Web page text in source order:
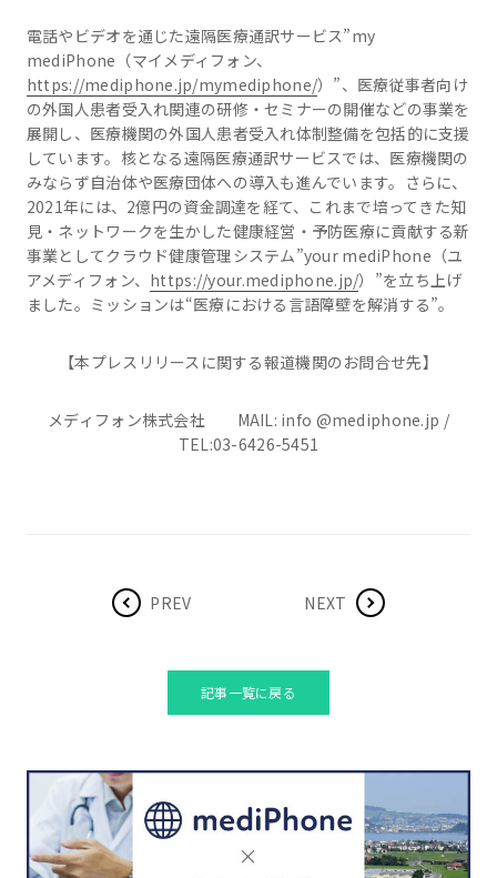
電話やビデオを通じた遠隔医療通訳サービス”my
mediPhone（マイメディフォン、
https://mediphone.jp/mymediphone/）”、医療従事者向け
の外国人患者受入れ関連の研修・セミナーの開催などの事業を
展開し、医療機関の外国人患者受入れ体制整備を包括的に支援
しています。核となる遠隔医療通訳サービスでは、医療機関の
みならず自治体や医療団体への導入も進んでいます。さらに、
2021年には、2億円の資金調達を経て、これまで培ってきた知
見・ネットワークを生かした健康経営・予防医療に貢献する新
事業としてクラウド健康管理システム”your mediPhone（ユ
アメディフォン、 https://your.mediphone.jp/）”を立ち上げ
ました。ミッションは“医療における言語障壁を解消する”。
【本プレスリリースに関する報道機関のお問合せ先】
メディフォン株式会社 MAIL: info @mediphone.jp /
TEL:03-6426-5451
PREV NEXT
記事一覧に戻る